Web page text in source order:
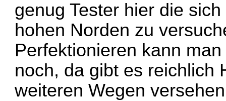
genug Tester hier die
hohen Norden zu
Perfektionieren kann
noch, da gibt es reichlich
weiteren Wegen